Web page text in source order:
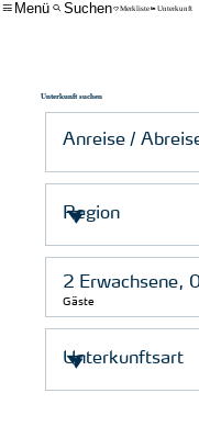
Menü Suchen Merkliste Unterkunft
Unterkunft suchen
Gäste